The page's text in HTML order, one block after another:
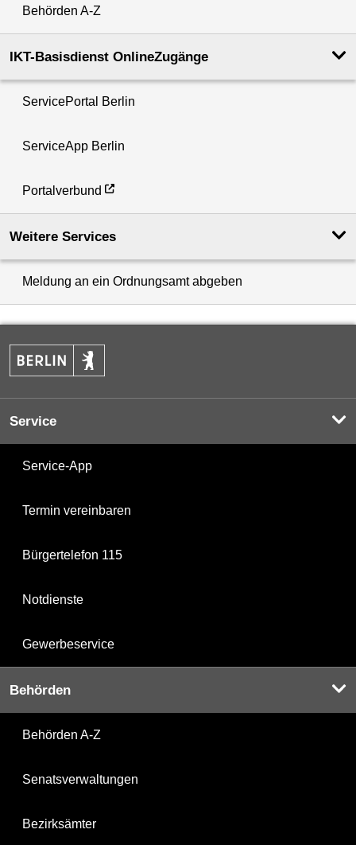
Behörden A-Z
IKT-Basisdienst OnlineZugänge
ServicePortal Berlin
ServiceApp Berlin
Portalverbund
Weitere Services
Meldung an ein Ordnungsamt abgeben
Service
Service-App
Termin vereinbaren
Bürgertelefon 115
Notdienste
Gewerbeservice
Behörden
Behörden A-Z
Senatsverwaltungen
Bezirksämter